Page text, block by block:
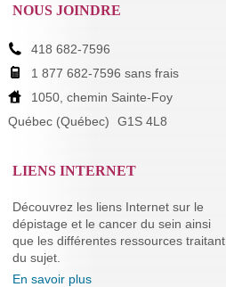
NOUS JOINDRE
418 682-7596
1 877 682-7596 sans frais
1050, chemin Sainte-Foy
Québec (Québec)
G1S 4L8
LIENS INTERNET
Découvrez les liens Internet sur le
dépistage et le cancer du sein ainsi
que les différentes ressources traitant
du sujet.
En savoir plus